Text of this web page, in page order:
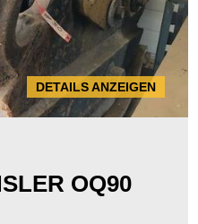
DETAILS ANZEIGEN
OQ90